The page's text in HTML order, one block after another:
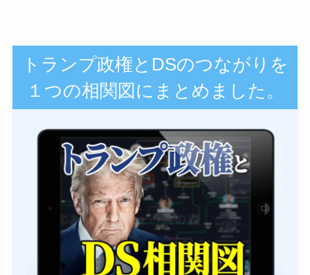
トランプ政権とDSのつながりを
１つの相関図にまとめました。